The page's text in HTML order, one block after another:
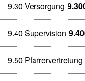
9.30 Versorgung
9.40 Supervision
9.50 Pfarrervertretung